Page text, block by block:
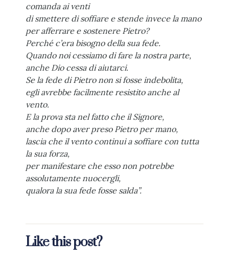
comanda ai venti
di smettere di soffiare e stende invece la mano
per afferrare e sostenere Pietro?
Perché c’era bisogno della sua fede.
Quando noi cessiamo di fare la nostra parte,
anche Dio cessa di aiutarci.
Se la fede di Pietro non si fosse indebolita,
egli avrebbe facilmente resistito anche al
vento.
E la prova sta nel fatto che il Signore,
anche dopo aver preso Pietro per mano,
lascia che il vento continui a soffiare con tutta
la sua forza,
per manifestare che esso non potrebbe
assolutamente nuocergli,
qualora la sua fede fosse salda”.
Like this post?